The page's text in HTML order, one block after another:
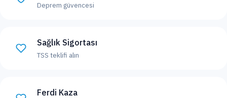
Deprem güvencesi
Sağlık Sigortası
TSS teklifi alın
Ferdi Kaza